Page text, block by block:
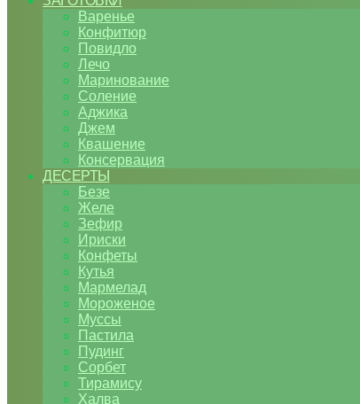
Варенье
Конфитюр
Повидло
Лечо
Маринование
Соление
Аджика
Джем
Квашение
Консервация
ДЕСЕРТЫ
Безе
Желе
Зефир
Ириски
Конфеты
Кутья
Мармелад
Мороженое
Муссы
Пастила
Пудинг
Сорбет
Тирамису
Халва